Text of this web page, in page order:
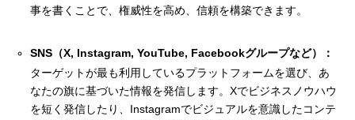
事を書くことで、権威性を高め、信頼を構築できます。
SNS（X, Instagram, YouTube, Facebookグループなど）：
ターゲットが最も利用しているプラットフォームを選び、あ
なたの旗に基づいた情報を発信します。Xでビジネスノウハウ
を短く発信したり、Instagramでビジュアルを意識したコンテ